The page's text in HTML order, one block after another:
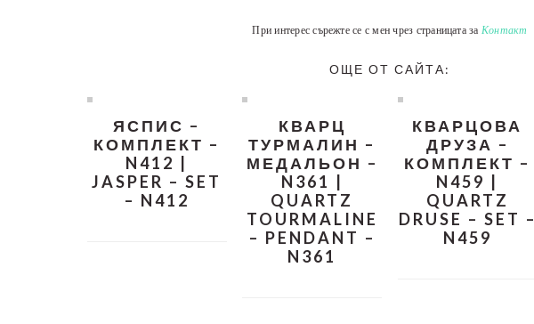
При интерес сърежте се с мен чрез страницата за Контакт
ОЩЕ ОТ САЙТА:
ЯСПИС –
КОМПЛЕКТ –
N412 |
JASPER – SET
– N412
КВАРЦ
ТУРМАЛИН –
МЕДАЛЬОН –
N361 |
QUARTZ
TOURMALINE
– PENDANT –
N361
КВАРЦОВА
ДРУЗА –
КОМПЛЕКТ –
N459 |
QUARTZ
DRUSE – SET –
N459